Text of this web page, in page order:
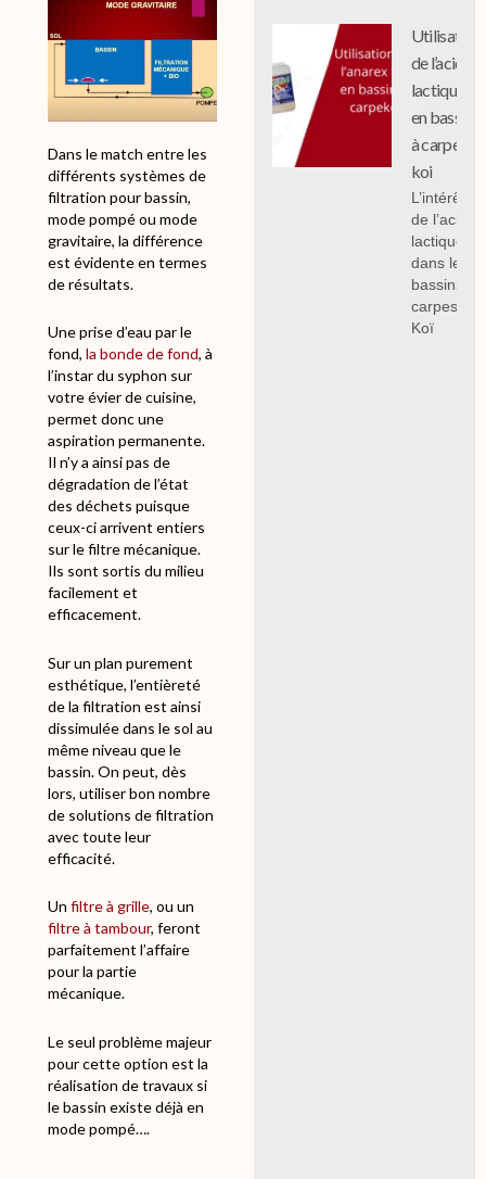
Dans le match entre les
différents systèmes de
filtration pour bassin,
mode pompé ou mode
gravitaire, la différence
est évidente en termes
de résultats.
Une prise d’eau par le
fond,la bonde de fond, à
l’instar du syphon sur
votre évier de cuisine,
permet donc une
aspiration permanente.
Il n’y a ainsi pas de
dégradation de l’état
des déchets puisque
ceux-ci arrivent entiers
sur le filtre mécanique.
Ils sont sortis du milieu
facilement et
efficacement.
Sur un plan purement
esthétique, l’entièreté
de la filtration est ainsi
dissimulée dans le sol au
même niveau que le
bassin. On peut, dès
lors, utiliser bon nombre
de solutions de filtration
avec toute leur
efficacité.
Unfiltre à grille, ou un
filtre à tambour, feront
parfaitement l’affaire
pour la partie
mécanique.
Le seul problème majeur
pour cette option est la
réalisation de travaux si
le bassin existe déjà en
mode pompé….
Utilisation
de l’acide
lactique
en bassin
à carpe
koi
L’intérêt
de l’acide
lactique
dans les
bassins à
carpes
Koï